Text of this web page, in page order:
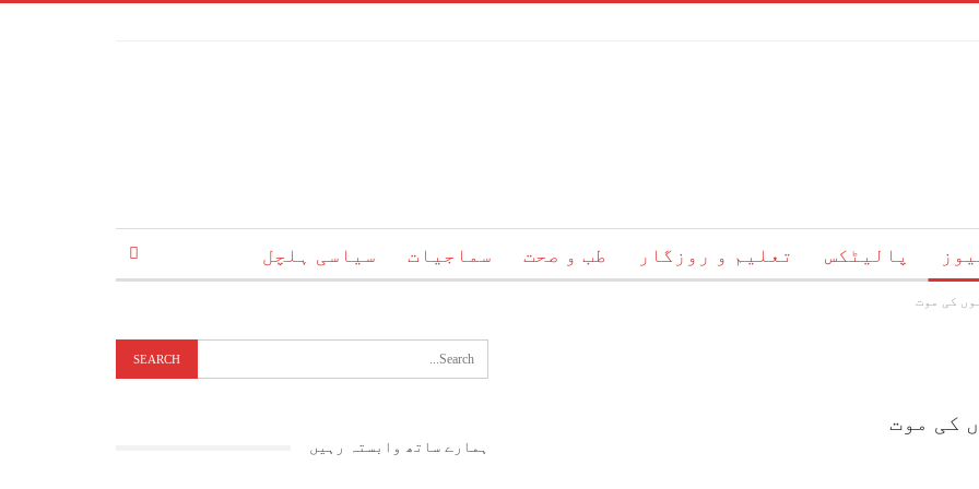
پالیٹکس تعلیم و روزگار طب و صحت سماجیات سیاسی ہلچل
ہمارے بارے میںکی موت
کی موت
ہمارے ساتھ وابستہ رہیں